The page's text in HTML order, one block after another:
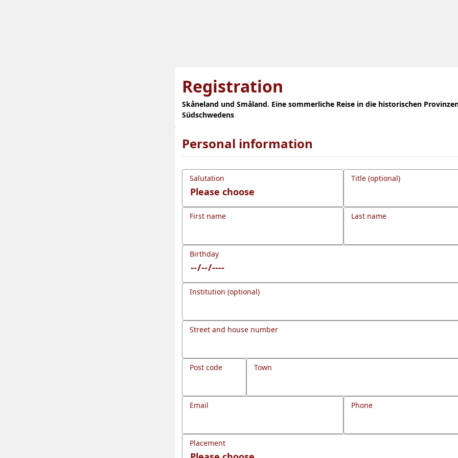
Registration
Skåneland und Småland. Eine sommerliche Reise in die historischen
Südschwedens
Personal information
Salutation Title (optional)
First name Last name
Birthday
Institution (optional)
Street and house number
Post code Town
Email Phone
Placement